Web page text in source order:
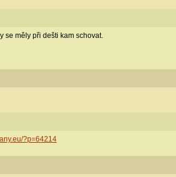
se měly při dešti kam schovat.
?p=64214